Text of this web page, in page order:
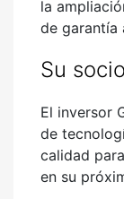
la
de garantía
Su
El inversor
de
calidad
en su